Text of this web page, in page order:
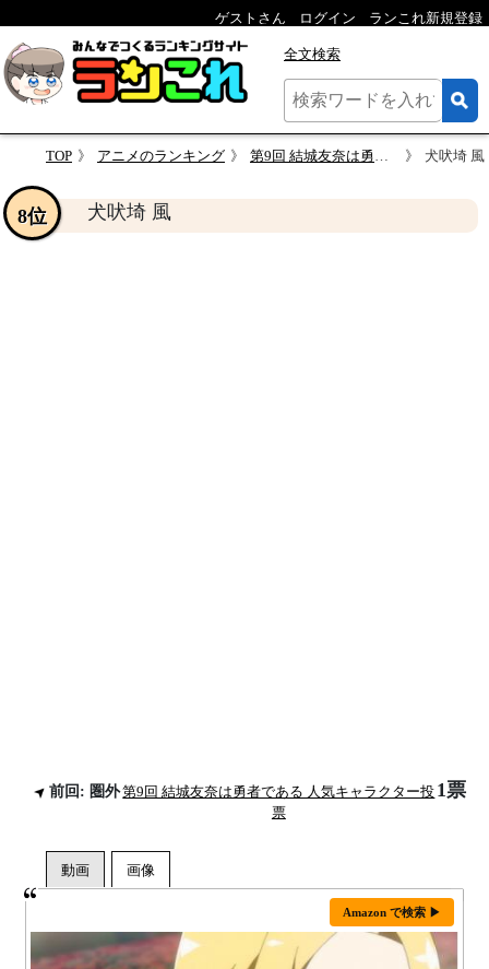
ゲストさん ログイン ランこれ新規登録
全文検索
TOP アニメのランキング 第9回 結城友奈は勇者である 人気キャラクター投票 犬吠埼 風
犬吠埼 風
8位
前回: 圏外第9回 結城友奈は勇者である 人気キャラクター投
票
1票
Amazon で検索 ▶